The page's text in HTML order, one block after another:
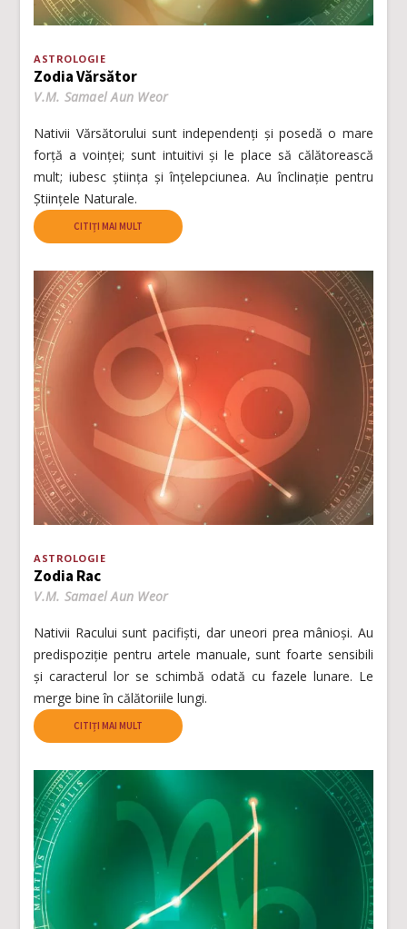
ASTROLOGIE
Zodia Vărsător
V.M. Samael Aun Weor
Nativii Vărsătorului sunt independenți și posedă o mare
forță a voinței; sunt intuitivi și le place să călătorească
mult; iubesc știința și înțelepciunea. Au înclinație pentru
Științele Naturale.
CITIȚI MAI MULT
ASTROLOGIE
Zodia Rac
V.M. Samael Aun Weor
Nativii Racului sunt pacifiști, dar uneori prea mânioși. Au
predispoziție pentru artele manuale, sunt foarte sensibili
și caracterul lor se schimbă odată cu fazele lunare. Le
merge bine în călătoriile lungi.
CITIȚI MAI MULT